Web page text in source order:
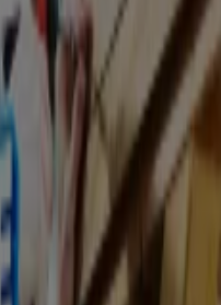
AI.
vaak wordt gedacht.
maar door herinneringen.
premium streamingomgeving.